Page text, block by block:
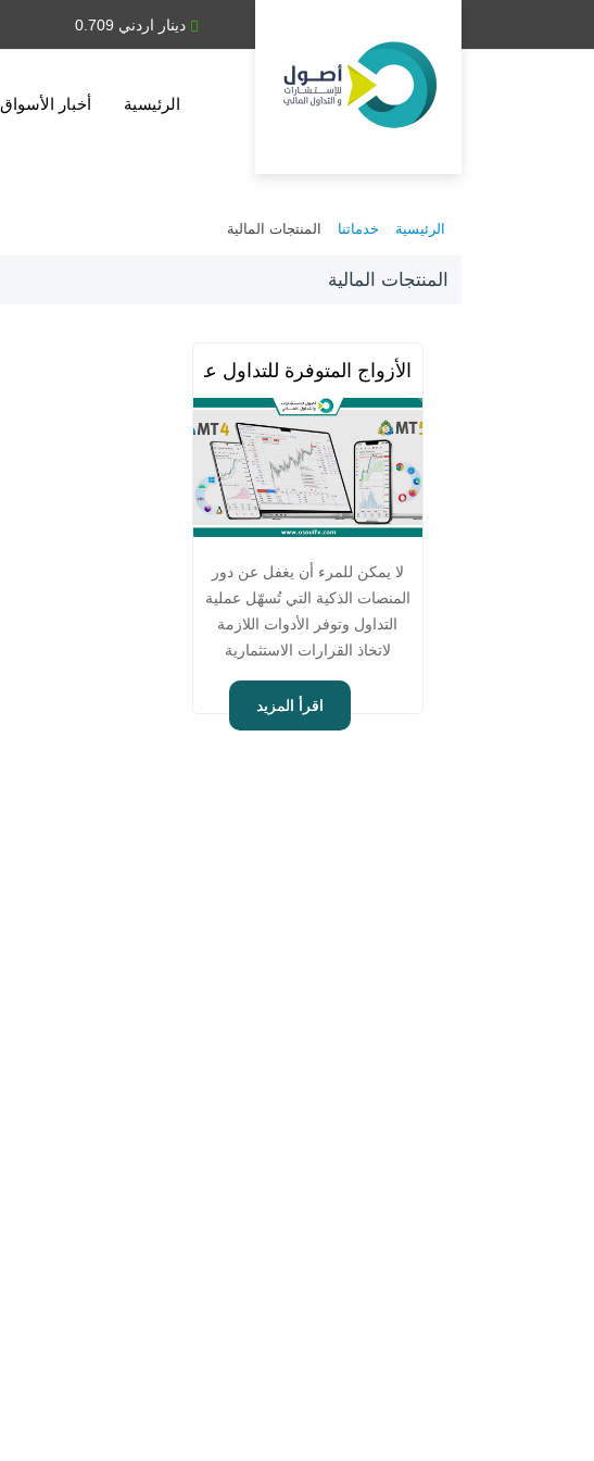
دينار اردني 0.709
الرئيسية أخبار الأسواق
الرئيسية خدماتنا المنتجات المالية
المنتجات المالية
الأزواج المتوفرة للتداول على منصة الميتاتريدر 4 / 5
لا يمكن للمرء أن يغفل عن دور
المنصات الذكية التي تُسهّل عملية
التداول وتوفر الأدوات اللازمة
لاتخاذ القرارات الاستثمارية
5
اقرأ المزيد